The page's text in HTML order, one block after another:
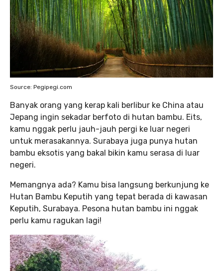
Source: Pegipegi.com
Banyak orang yang kerap kali berlibur ke China atau
Jepang ingin sekadar berfoto di hutan bambu. Eits,
kamu nggak perlu jauh-jauh pergi ke luar negeri
untuk merasakannya. Surabaya juga punya hutan
bambu eksotis yang bakal bikin kamu serasa di luar
negeri.
Memangnya ada? Kamu bisa langsung berkunjung ke
Hutan Bambu Keputih yang tepat berada di kawasan
Keputih, Surabaya. Pesona hutan bambu ini nggak
perlu kamu ragukan lagi!